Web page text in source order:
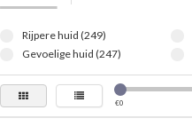
Rijpere huid (249)
Gevoelige huid (247)
€0